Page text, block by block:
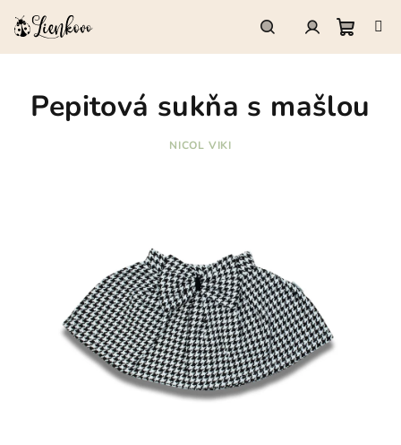
HľadaťPrihlásenie
košík
Pepitová sukňa s mašlou
NICOL VIKI